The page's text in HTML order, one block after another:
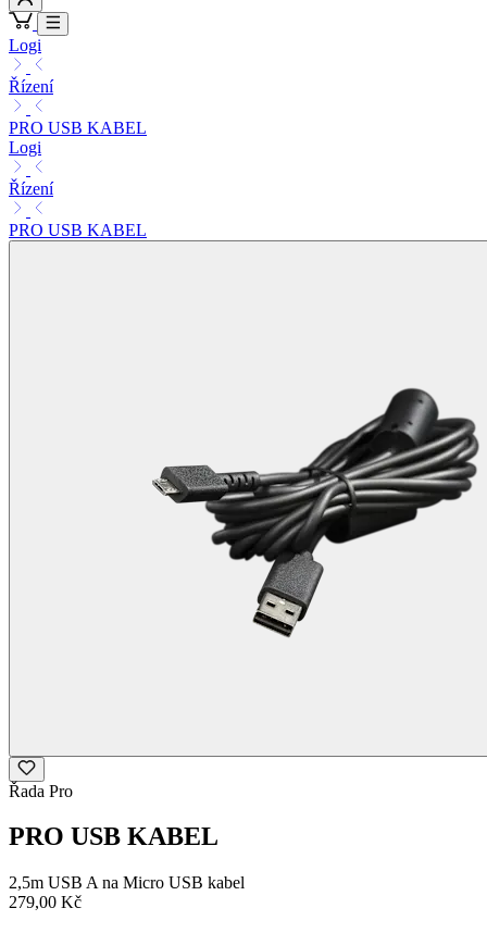
Logi
Řízení
PRO USB KABEL
Logi
Řízení
PRO USB KABEL
Řada Pro
PRO USB KABEL
2,5m USB A na Micro USB kabel
279,00 Kč